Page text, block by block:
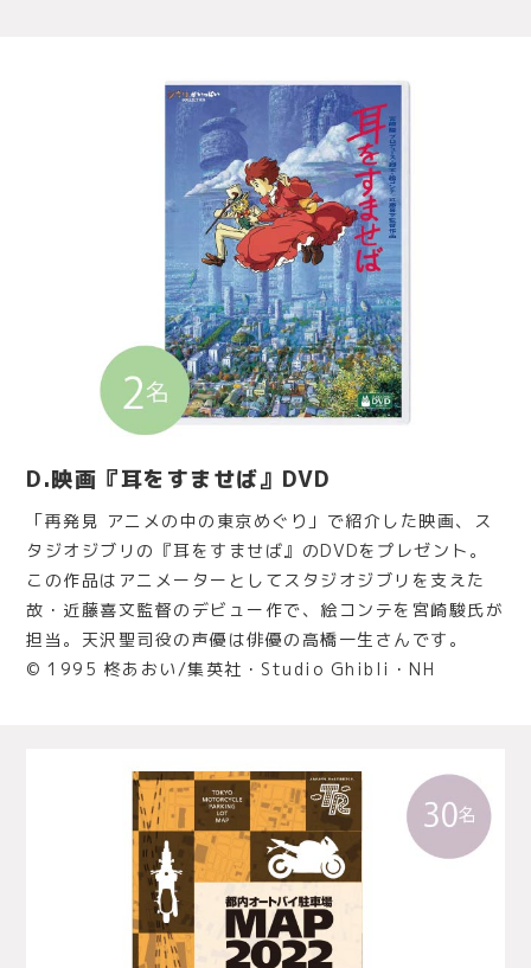
D.映画『耳をすませば』DVD
「再発見 アニメの中の東京めぐり」で紹介した映画、ス
タジオジブリの『耳をすませば』のDVDをプレゼント。
この作品はアニメーターとしてスタジオジブリを支えた
故・近藤喜文監督のデビュー作で、絵コンテを宮崎駿氏が
担当。天沢聖司役の声優は俳優の高橋一生さんです。
© 1995 柊あおい/集英社・Studio Ghibli・NH